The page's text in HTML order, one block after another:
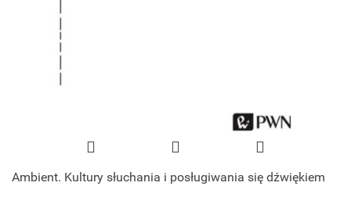
Ambient. Kultury słuchania i posługiwania się dźwiękiem